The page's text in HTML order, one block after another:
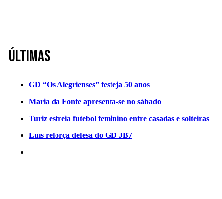
Últimas
GD “Os Alegrienses” festeja 50 anos
Maria da Fonte apresenta-se no sábado
Turiz estreia futebol feminino entre casadas e solteiras
Luís reforça defesa do GD JB7